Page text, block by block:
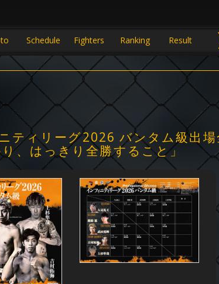
Schedule Fighters Ranking Result
ィリーグ2026 バンタム級出
、はっきり全勝すること」